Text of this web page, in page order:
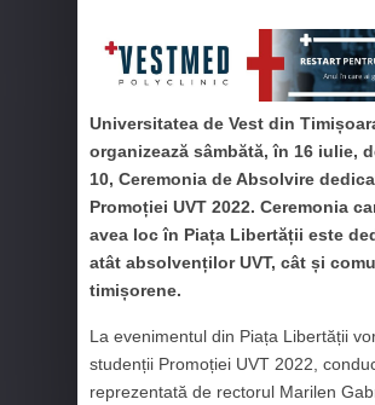
Universitatea de Vest din
organizează sâmbătă, în 16 iulie,
10, Ceremonia de Absolvire
Promoției UVT 2022. Ceremonia
avea loc în Piața Libertății este
atât absolvenților UVT, cât și
timișorene.
La evenimentul din Piața Libertății
studenții Promoției UVT 2022,
reprezentată de rectorul Marilen